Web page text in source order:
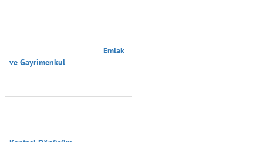
ve Gayrimenkul